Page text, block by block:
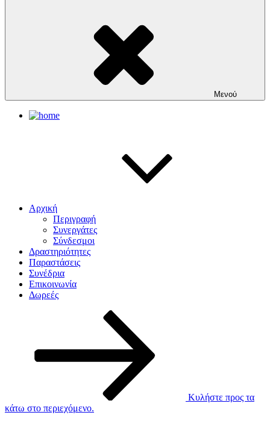
Μενού
Αρχική
Περιγραφή
Συνεργάτες
Σύνδεσμοι
Δραστηριότητες
Παραστάσεις
Συνέδρια
Επικοινωνία
Δωρεές
Κυλήστε προς τα
κάτω στο περιεχόμενο.